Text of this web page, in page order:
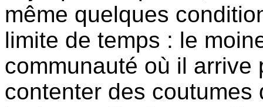
même quelques
limite de temps : le
communauté où il
contenter des